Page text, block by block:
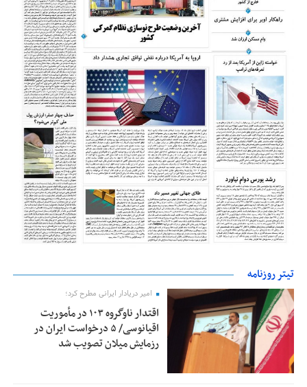
تیتر روزنامه
امیر دریادار ایرانی مطرح کرد؛
اقتدار ناوگروه ۱۰۳ در مأموریت‌
اقیانوسی/ ۵ درخواست ایران در
رزمایش میلان تصویب شد